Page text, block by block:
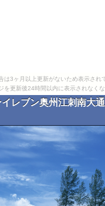
は3ヶ月以上更新がないため表示され
を更新後24時間以内に表示されなくな
イレブン奥州江刺南大